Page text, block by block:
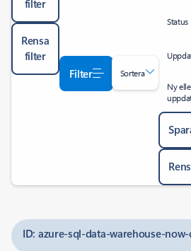
filter
Rensa
filter
Filter Sortera
Status
Ny
ID: azure-sql-data-warehouse-